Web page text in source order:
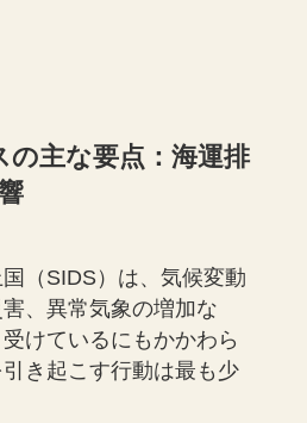
の主な要点：海運排
（SIDS）は、気候変動
、異常気象の増加な
けているにもかかわら
き起こす行動は最も少